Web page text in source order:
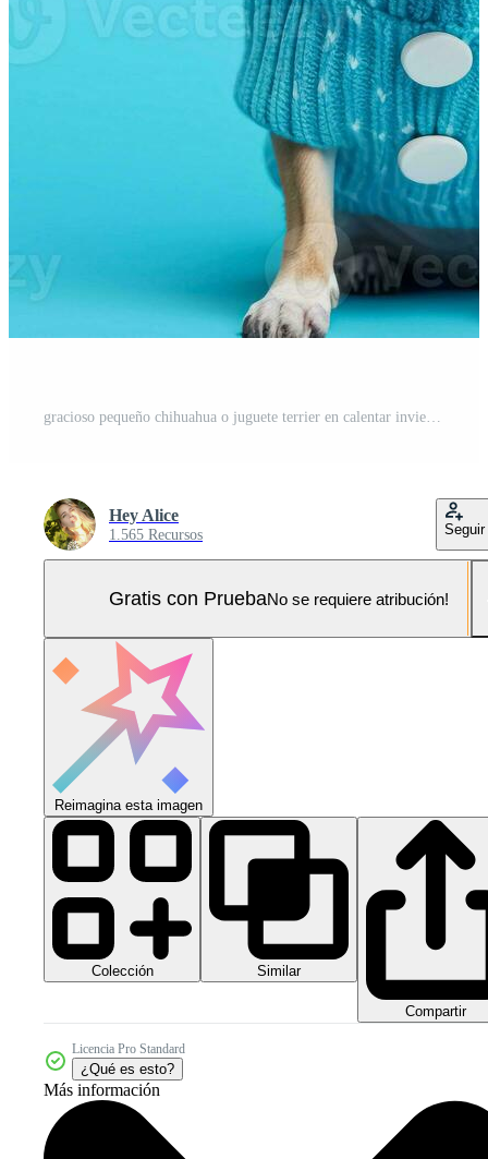
gracioso pequeño chihuahua o juguete terrier en calentar invierno disfraz aislado en azul antecedentes. retrato linda perro chihuahua perrito en de punto suéter y sombrero. Navidad y nuevo año día festivo. ai generado Foto Pro
Hey Alice
1.565 Recursos Seguir
Gratis con PruebaNo se requiere atribución!
Reimagina esta imagen
Colección Similar
Compartir
Licencia Pro Standard
¿Qué es esto?
Más información